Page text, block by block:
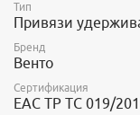
Тип
Привязи
Бренд
Венто
Сертификация
EAC ТР ТС 019/